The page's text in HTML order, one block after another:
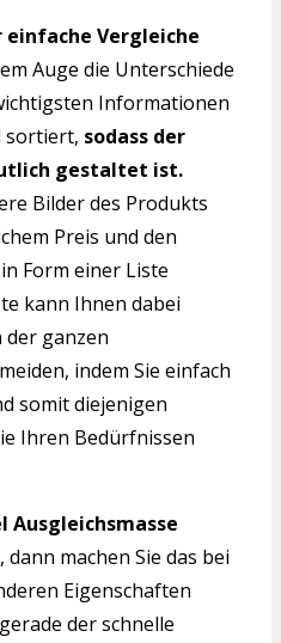
einfache Vergleiche
Auge die Unterschiede
Informationen
sortiert, sodass der
gestaltet ist.
Bilder des Produkts
Preis und den
Form einer Liste
kann Ihnen dabei
der ganzen
indem Sie einfach
somit diejenigen
Ihren Bedürfnissen
Ausgleichsmasse
dann machen Sie das bei
Eigenschaften
der schnelle